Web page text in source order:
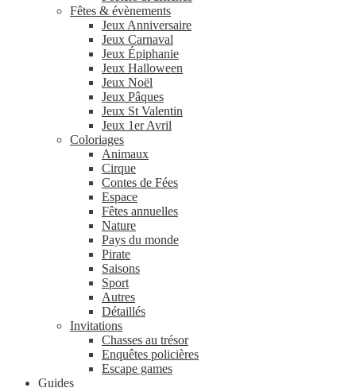
Fêtes & évènements
Jeux Anniversaire
Jeux Carnaval
Jeux Épiphanie
Jeux Halloween
Jeux Noël
Jeux Pâques
Jeux St Valentin
Jeux 1er Avril
Coloriages
Animaux
Cirque
Contes de Fées
Espace
Fêtes annuelles
Nature
Pays du monde
Pirate
Saisons
Sport
Autres
Détaillés
Invitations
Chasses au trésor
Enquêtes policières
Escape games
Guides